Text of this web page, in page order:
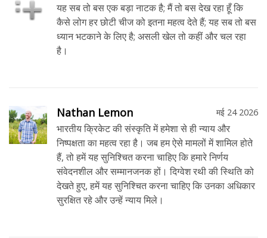
यह सब तो बस एक बड़ा नाटक है; मैं तो बस देख रहा हूँ कि
कैसे लोग हर छोटी चीज को इतना महत्व देते हैं; यह सब तो बस
ध्यान भटकाने के लिए है; असली खेल तो कहीं और चल रहा
है।
Nathan Lemon मई 24 2026
भारतीय क्रिकेट की संस्कृति में हमेशा से ही न्याय और
निष्पक्षता का महत्व रहा है। जब हम ऐसे मामलों में शामिल होते
हैं, तो हमें यह सुनिश्चित करना चाहिए कि हमारे निर्णय
संवेदनशील और सम्मानजनक हों। दिग्वेश रथी की स्थिति को
देखते हुए, हमें यह सुनिश्चित करना चाहिए कि उनका अधिकार
सुरक्षित रहे और उन्हें न्याय मिले।